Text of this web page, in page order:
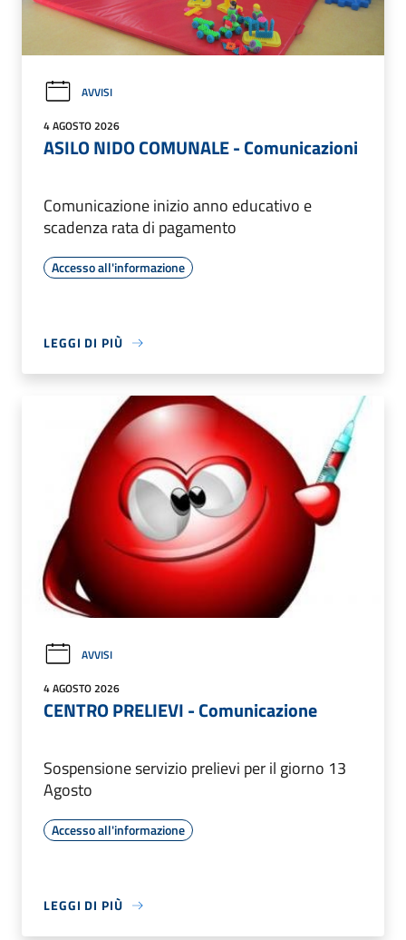
AVVISI
4 AGOSTO 2026
ASILO NIDO COMUNALE - Comunicazioni
Comunicazione inizio anno educativo e
scadenza rata di pagamento
Accesso all'informazione
LEGGI DI PIÙ
AVVISI
4 AGOSTO 2026
CENTRO PRELIEVI - Comunicazione
Sospensione servizio prelievi per il giorno 13
Agosto
Accesso all'informazione
LEGGI DI PIÙ